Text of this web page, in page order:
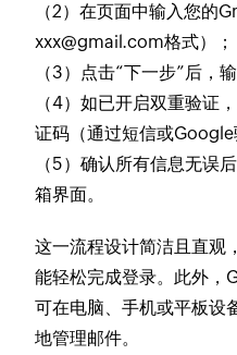
（2）在页面中输入您的
xxx@gmail.com格式）；
（3）点击“下一步”后，
（4）如已开启双重验证
证码（通过短信或Google
（5）确认所有信息无误
箱界面。
这一流程设计简洁且直观
能轻松完成登录。此外，
可在电脑、手机或平板设
地管理邮件。